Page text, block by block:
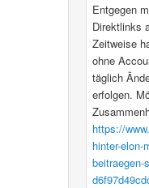
Entgegen
Direktlinks
Zeitweise
ohne
täglich
erfolgen.
https://
hinter-
beitraegen-